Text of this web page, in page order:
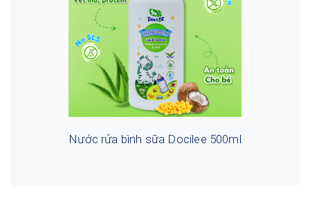
Nước rửa bình sữa Docilee 500ml